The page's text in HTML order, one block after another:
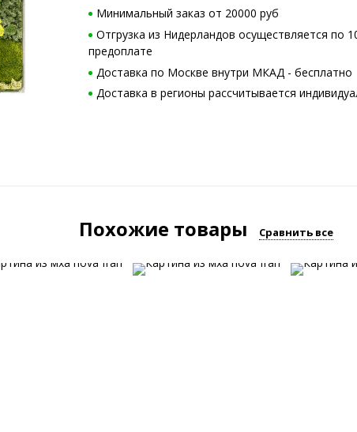
Минимальный заказ от 20000 руб
Отгрузка из Нидерландов осуществляется по
предоплате
Доставка по Москве внутри МКАД - бесплатно
Доставка в регионы рассчитывается
Похожие товары Сравнить все